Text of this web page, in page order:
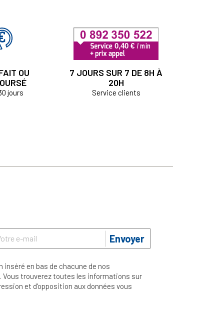
OU
jours
7 JOURS SUR 7 DE 8H À
20H
Service clients
Envoyer
en bas de chacune de nos
trouverez toutes les informations sur
et d'opposition aux données vous